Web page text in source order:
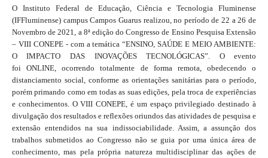
O Instituto Federal de Educação, Ciência e Tecnologia Fluminense
(IFFluminense) campus Campos Guarus realizou, no período de 22 a 26 de
Novembro de 2021, a 8ª edição do Congresso de Ensino Pesquisa Extensão
– VIII CONEPE - com a temática “ENSINO, SAÚDE E MEIO AMBIENTE:
O IMPACTO DAS INOVAÇÕES TECNOLÓGICAS”. O evento
foi ONLINE, ocorrendo totalmente de forma remota, obedecendo o
distanciamento social, conforme as orientações sanitárias para o período,
porém primando como em todas as suas edições, pela troca de experiências
e conhecimentos. O VIII CONEPE, é um espaço privilegiado destinado à
divulgação dos resultados e reflexões oriundos das atividades de pesquisa e
extensão entendidos na sua indissociabilidade. Assim, a assunção dos
trabalhos submetidos ao Congresso não se guia por uma única área de
conhecimento, mas pela própria natureza multidisciplinar das ações de